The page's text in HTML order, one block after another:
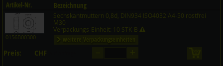
Artikel-Nr.
Bezeichnung
Preis CHF
Menge
0156B00300
Sechskantmuttern 0,8d, DIN934 ISO4032 A4-50 rostfrei
M30
Verpackungs-Einheit: 10 STK-B
weitere Verpackungseinheiten
Preis: CHF